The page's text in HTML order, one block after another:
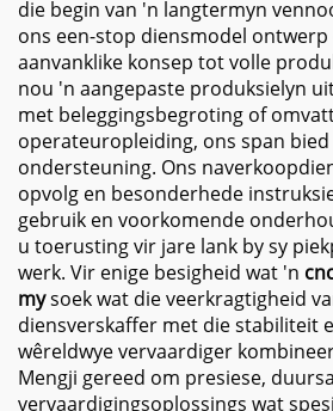
die begin van 'n langtermyn
ons een-stop diensmodel
aanvanklike konsep tot volle
nou 'n aangepaste produksielyn
met beleggingsbegroting of
operateuropleiding, ons span
ondersteuning. Ons
opvolg en besonderhede
gebruik en voorkomende
u toerusting vir jare lank by sy
werk. Vir enige besigheid wat 'n
mysoek wat die veerkragtigheid
diensverskaffer met die stabiliteit
wêreldwye vervaardiger
Mengji gereed om presiese,
vervaardigingsoplossings wat